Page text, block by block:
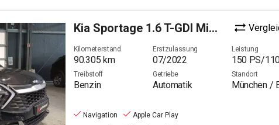
Kia Sportage 1.6 T-GDI Mild-Hybrid Vision
Kilometerstand
90.305 km
Erstzulassung
07/2022
Leistung
150 PS/
Treibstoff
Benzin
Getriebe
Automatik
Standort
München /
Navigation
Apple Car Play